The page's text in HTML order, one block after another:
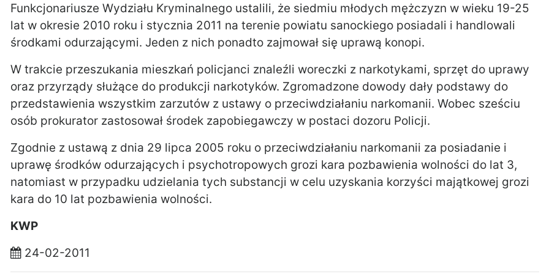
Funkcjonariusze Wydziału Kryminalnego ustalili, że siedmiu młodych mężczyzn w wieku 19-25
lat w okresie 2010 roku i stycznia 2011 na terenie powiatu sanockiego posiadali i handlowali
środkami odurzającymi. Jeden z nich ponadto zajmował się uprawą konopi.
W trakcie przeszukania mieszkań policjanci znaleźli woreczki z narkotykami, sprzęt do uprawy
oraz przyrządy służące do produkcji narkotyków. Zgromadzone dowody dały podstawy do
przedstawienia wszystkim zarzutów z ustawy o przeciwdziałaniu narkomanii. Wobec sześciu
osób prokurator zastosował środek zapobiegawczy w postaci dozoru Policji.
Zgodnie z ustawą z dnia 29 lipca 2005 roku o przeciwdziałaniu narkomanii za posiadanie i
uprawę środków odurzających i psychotropowych grozi kara pozbawienia wolności do lat 3,
natomiast w przypadku udzielania tych substancji w celu uzyskania korzyści majątkowej grozi
kara do 10 lat pozbawienia wolności.
KWP
24-02-2011